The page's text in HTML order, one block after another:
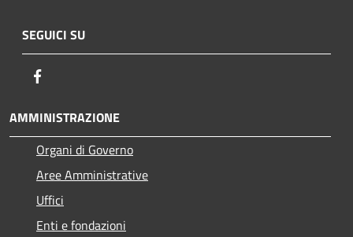
SEGUICI SU
AMMINISTRAZIONE
Organi di Governo
Aree Amministrative
Uffici
Enti e fondazioni